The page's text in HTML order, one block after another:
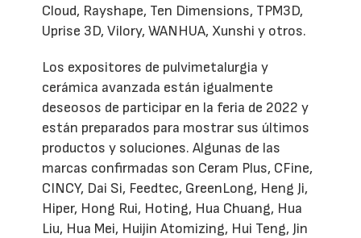
Cloud, Rayshape, Ten Dimensions, TPM3D,
Uprise 3D, Vilory, WANHUA, Xunshi y otros.
Los expositores de pulvimetalurgia y
cerámica avanzada están igualmente
deseosos de participar en la feria de 2022 y
están preparados para mostrar sus últimos
productos y soluciones. Algunas de las
marcas confirmadas son Ceram Plus, CFine,
CINCY, Dai Si, Feedtec, GreenLong, Heng Ji,
Hiper, Hong Rui, Hoting, Hua Chuang, Hua
Liu, Hua Mei, Huijin Atomizing, Hui Teng, Jin